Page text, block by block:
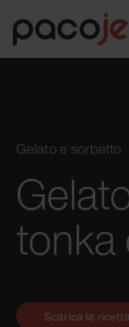
Gelato e sorbetto
Scarica la ricetta